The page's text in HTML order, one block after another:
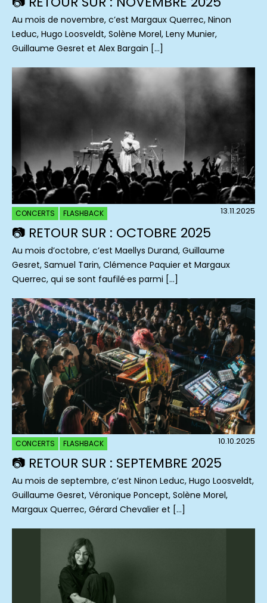
Au mois de novembre, c’est Margaux Querrec, Ninon
Leduc, Hugo Loosveldt, Solène Morel, Leny Munier,
Guillaume Gesret et Alex Bargain […]
CONCERTS FLASHBACK 13.11.2025
📷 RETOUR SUR : OCTOBRE 2025
Au mois d’octobre, c’est Maellys Durand, Guillaume
Gesret, Samuel Tarin, Clémence Paquier et Margaux
Querrec, qui se sont faufilé·es parmi […]
CONCERTS FLASHBACK 10.10.2025
📷 RETOUR SUR : SEPTEMBRE 2025
Au mois de septembre, c’est Ninon Leduc, Hugo Loosveldt,
Guillaume Gesret, Véronique Poncept, Solène Morel,
Margaux Querrec, Gérard Chevalier et […]